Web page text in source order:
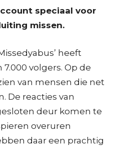
speciaal voor
missen.
heeft
volgers. Op de
van mensen die net
De reacties van
deur komen te
overuren
daar een prachtig